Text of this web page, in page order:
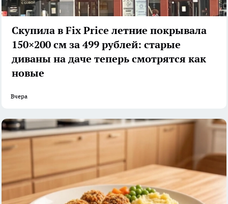
Скупила в Fix Price летние покрывала
150×200 см за 499 рублей: старые
диваны на даче теперь смотрятся как
новые
Вчера